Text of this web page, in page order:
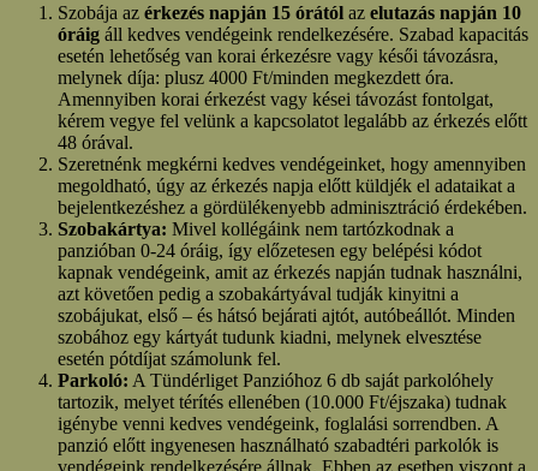
Szobája az érkezés napján 15 órától az elutazás napján 10
óráig áll kedves vendégeink rendelkezésére. Szabad kapacitás
esetén lehetőség van korai érkezésre vagy késői távozásra,
melynek díja: plusz 4000 Ft/minden megkezdett óra.
Amennyiben korai érkezést vagy kései távozást fontolgat,
kérem vegye fel velünk a kapcsolatot legalább az érkezés előtt
48 órával.
Szeretnénk megkérni kedves vendégeinket, hogy amennyiben
megoldható, úgy az érkezés napja előtt küldjék el adataikat a
bejelentkezéshez a gördülékenyebb adminisztráció érdekében.
Szobakártya: Mivel kollégáink nem tartózkodnak a
panzióban 0-24 óráig, így előzetesen egy belépési kódot
kapnak vendégeink, amit az érkezés napján tudnak használni,
azt követően pedig a szobakártyával tudják kinyitni a
szobájukat, első – és hátsó bejárati ajtót, autóbeállót. Minden
szobához egy kártyát tudunk kiadni, melynek elvesztése
esetén pótdíjat számolunk fel.
Parkoló: A Tündérliget Panzióhoz 6 db saját parkolóhely
tartozik, melyet térítés ellenében (10.000 Ft/éjszaka) tudnak
igénybe venni kedves vendégeink, foglalási sorrendben. A
panzió előtt ingyenesen használható szabadtéri parkolók is
vendégeink rendelkezésére állnak. Ebben az esetben viszont a